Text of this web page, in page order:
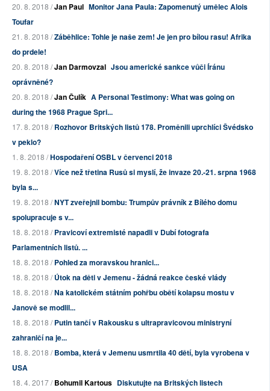
20. 8. 2018 /Jan Paul Monitor Jana Paula: Zapomenutý umělec Alois
Toufar
21. 8. 2018 /Záběhlice: Tohle je naše zem! Je jen pro bílou rasu! Afrika
do prdele!
20. 8. 2018 /Jan Darmovzal Jsou americké sankce vůči Íránu
oprávněné?
20. 8. 2018 /Jan Čulík A Personal Testimony: What was going on
during the 1968 Prague Spri...
17. 8. 2018 /Rozhovor Britských listů 178. Proměnili uprchlíci Švédsko
v peklo?
1. 8. 2018 /Hospodaření OSBL v červenci 2018
19. 8. 2018 /Více než třetina Rusů si myslí, že invaze 20.-21. srpna 1968
byla s...
19. 8. 2018 /NYT zveřejnil bombu: Trumpův právník z Bílého domu
spolupracuje s v...
18. 8. 2018 /Pravicoví extremisté napadli v Dubí fotografa
Parlamentních listů. ...
18. 8. 2018 /Pohled za moravskou hranici...
18. 8. 2018 /Útok na děti v Jemenu - žádná reakce české vlády
18. 8. 2018 /Na katolickém státním pohřbu obětí kolapsu mostu v
Janově se modlil...
18. 8. 2018 /Putin tančí v Rakousku s ultrapravicovou ministryní
zahraničí na je...
18. 8. 2018 /Bomba, která v Jemenu usmrtila 40 dětí, byla vyrobena v
USA
18. 4. 2017 /Bohumil Kartous Diskutujte na Britských listech